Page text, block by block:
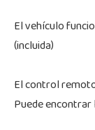
El vehículo
(incluida)
El control
Puede encontrar